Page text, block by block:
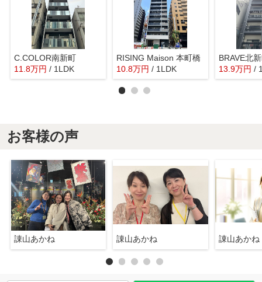
C.COLOR南新町
11.8万円 / 1LDK
RISING Maison 本町橋
10.8万円 / 1LDK
BRAVE北
13.9万円 /
お客様の声
諌山あかね 諌山あかね 諌山あかね